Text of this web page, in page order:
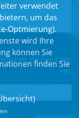
geben Sie den Code
ein:
verwendet
um das
Optmierung).
wird Ihre
können Sie
finden Sie
)